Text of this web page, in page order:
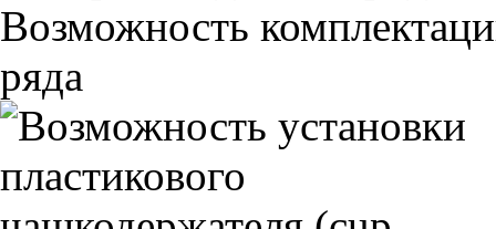
Возможность
ряда